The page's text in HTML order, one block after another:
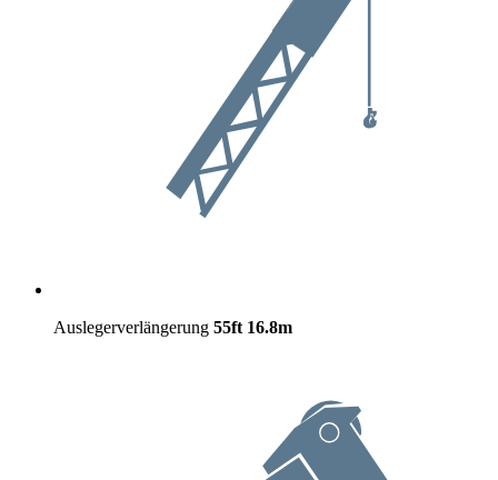
Auslegerverlängerung 55ft 16.8m